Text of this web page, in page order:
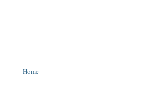
Home